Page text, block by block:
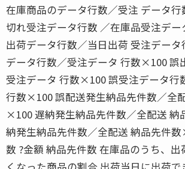
在庫商品のデータ行数／受注 データ
切れ受注データ行数 ／在庫品受注デ
出荷データ行数／当日出荷 受注デー
データ行数／受注データ 行数×100 誤
受注データ 行数×100 誤受注データ行
行数×100 誤配送発生納品先件数／全
×100 遅納発生納品先件数／全配送
納発生納品先件数／全配送 納品先件
数 ?金額 納品先件数 在庫品のうち、